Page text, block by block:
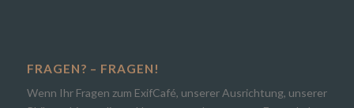
FRAGEN? – FRAGEN!
Wenn Ihr Fragen zum ExifCafé, unserer Ausrichtung, unserer